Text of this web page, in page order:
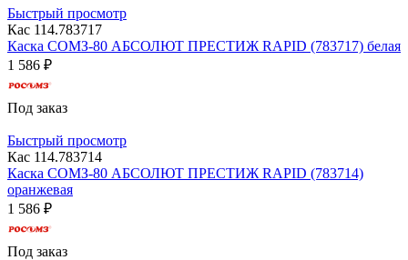
Быстрый просмотр
Кас 114.783717
Каска СОМЗ-80 АБСОЛЮТ ПРЕСТИЖ RAPID (783717) белая
1 586 ₽
Под заказ
Быстрый просмотр
Кас 114.783714
Каска СОМЗ-80 АБСОЛЮТ ПРЕСТИЖ RAPID (783714)
оранжевая
1 586 ₽
Под заказ